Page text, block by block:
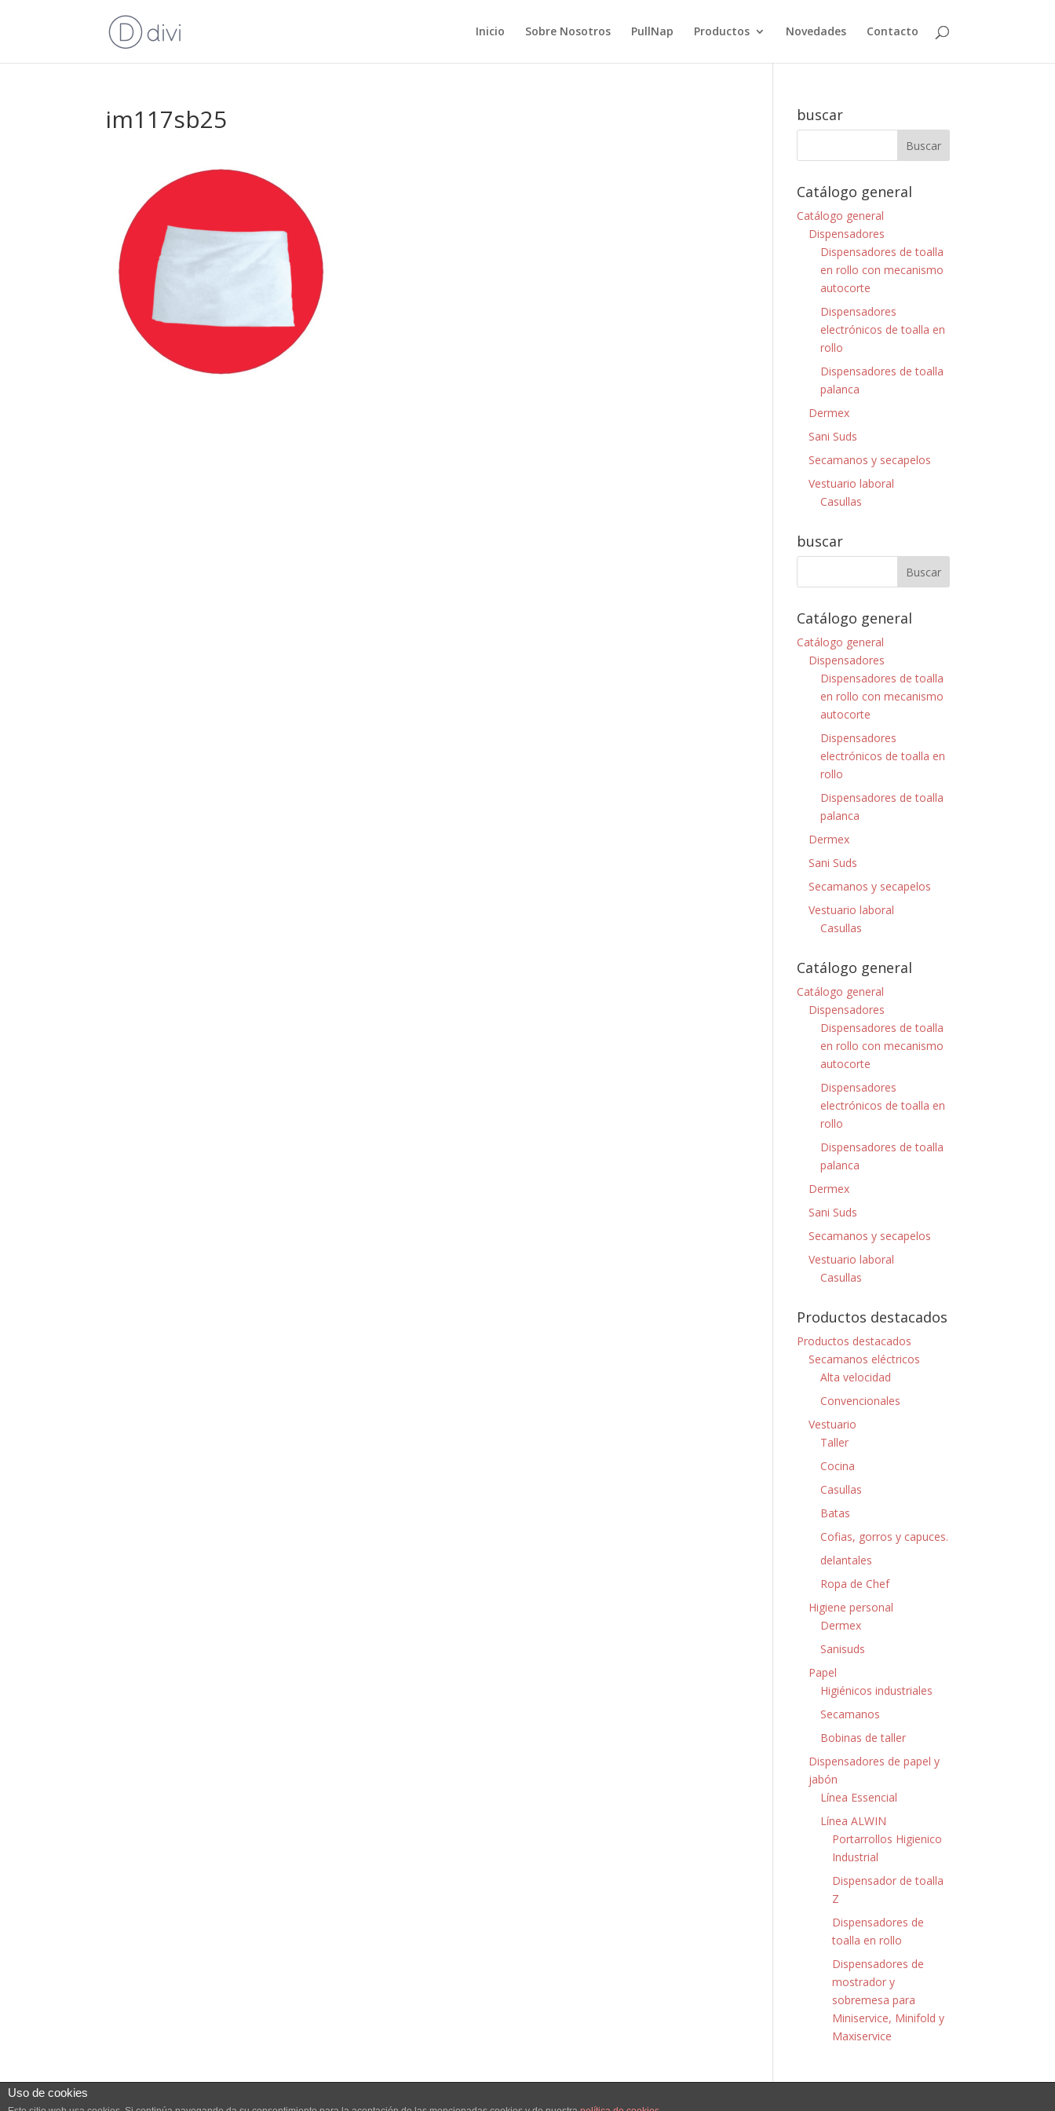
Inicio Sobre Nosotros PullNap Productos Novedades Contacto
im117sb25 buscar
Catálogo general
Catálogo general
Dispensadores
Dispensadores de toalla
en rollo con mecanismo
autocorte
Dispensadores
electrónicos de toalla en
rollo
Dispensadores de toalla
palanca
Dermex
Sani Suds
Secamanos y secapelos
Vestuario laboral
Casullas
buscar
Catálogo general
Catálogo general
Dispensadores
Dispensadores de toalla
en rollo con mecanismo
autocorte
Dispensadores
electrónicos de toalla en
rollo
Dispensadores de toalla
palanca
Dermex
Sani Suds
Secamanos y secapelos
Vestuario laboral
Casullas
Catálogo general
Catálogo general
Dispensadores
Dispensadores de toalla
en rollo con mecanismo
autocorte
Dispensadores
electrónicos de toalla en
rollo
Dispensadores de toalla
palanca
Dermex
Sani Suds
Secamanos y secapelos
Vestuario laboral
Casullas
Productos destacados
Productos destacados
Secamanos eléctricos
Alta velocidad
Convencionales
Vestuario
Taller
Cocina
Casullas
Batas
Cofias, gorros y capuces.
delantales
Ropa de Chef
Higiene personal
Dermex
Sanisuds
Papel
Higiénicos industriales
Secamanos
Bobinas de taller
Dispensadores de papel y
jabón
Línea Essencial
Línea ALWIN
Portarrollos Higienico
Industrial
Dispensador de toalla
Z
Dispensadores de
toalla en rollo
Dispensadores de
mostrador y
sobremesa para
Miniservice, Minifold y
Maxiservice
Uso de cookies